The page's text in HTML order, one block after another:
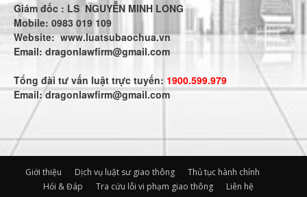
Giám đốc : LS NGUYỄN MINH LONG
Mobile: 0983 019 109
Website:www.luatsubaochua.vn
Email: dragonlawfirm@gmail.com
Tổng đài tư vấn luật trực tuyến: 1900.599.979
Email:dragonlawfirm@gmail.com
Giới thiệu Dịch vụ luật sư giao thông
Thủ tục hành chính
Hỏi & Đáp
Tra cứu lỗi vi phạm giao thông Liên hệ